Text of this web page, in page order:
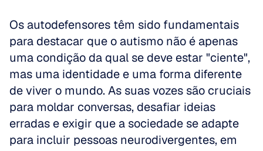
Os autodefensores têm sido fundamentais
para destacar que o autismo não é apenas
uma condição da qual se deve estar "ciente",
mas uma identidade e uma forma diferente
de viver o mundo. As suas vozes são cruciais
para moldar conversas, desafiar ideias
erradas e exigir que a sociedade se adapte
para incluir pessoas neurodivergentes, em